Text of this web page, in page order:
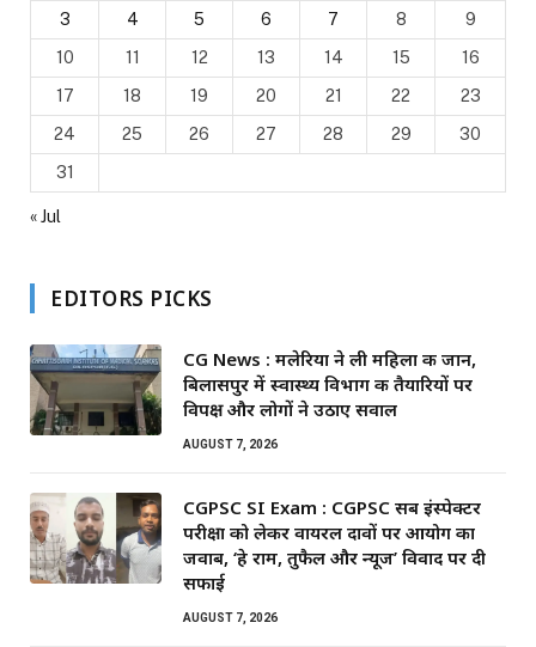
3
4 5 6 7 8
9
10
11 12 13 14 15
16
17
18 19 20 21 22
23
24
25 26 27 28 29
30
31
« Jul
EDITORS PICKS
CG News : मलेरिया ने ली महिला की जान,
बिलासपुर में स्वास्थ्य विभाग की तैयारियों पर
विपक्ष और लोगों ने उठाए सवाल
AUGUST 7, 2026
CGPSC SI Exam : CGPSC सब इंस्पेक्टर
परीक्षा को लेकर वायरल दावों पर आयोग का
जवाब, ‘हे राम, तुफैल और न्यूज’ विवाद पर दी
सफाई
AUGUST 7, 2026